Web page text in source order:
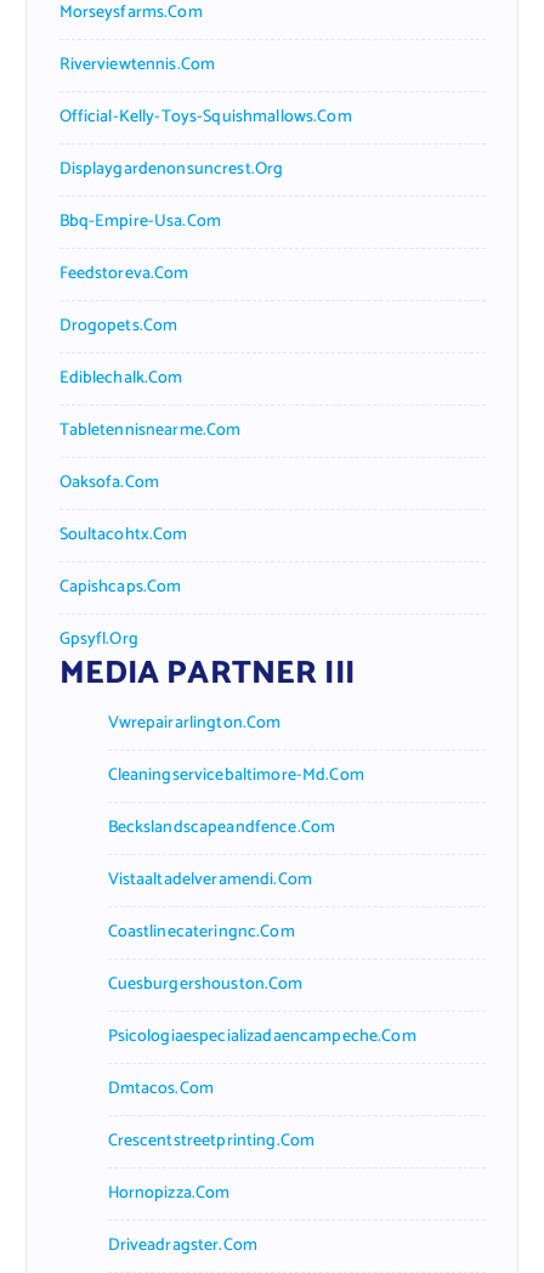
Morseysfarms.com
Riverviewtennis.com
Official-Kelly-Toys-Squishmallows.com
Displaygardenonsuncrest.org
Bbq-Empire-Usa.com
Feedstoreva.com
Drogopets.com
Ediblechalk.com
Tabletennisnearme.com
Oaksofa.com
Soultacohtx.com
Capishcaps.com
Gpsyfl.org
MEDIA PARTNER III
Vwrepairarlington.com
Cleaningservicebaltimore-Md.com
Beckslandscapeandfence.com
Vistaaltadelveramendi.com
Coastlinecateringnc.com
Cuesburgershouston.com
Psicologiaespecializadaencampeche.com
Dmtacos.com
Crescentstreetprinting.com
Hornopizza.com
Driveadragster.com